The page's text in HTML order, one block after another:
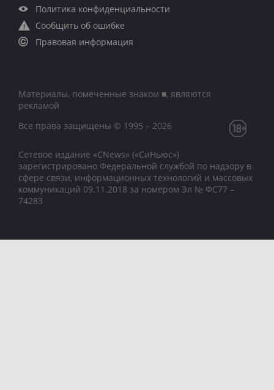
Политика конфиденциальности
Сообщить об ошибке
Правовая информация
Материалы, помеченные знаком ■, являются
рекламой
Все права защищены © 1995 – 2026
Сетевое издание «CNews» («СиНьюс»)
зарегистрировано Федеральной службой по надзору в
сфере связи, информационных технологий и массовых
коммуникаций 09.11.2018 за номером Эл № ФС77 –
74283